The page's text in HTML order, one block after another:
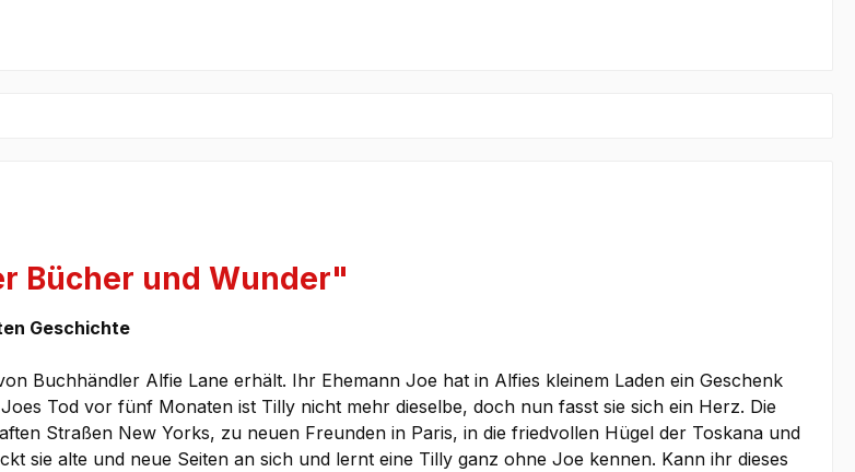
Bücher und Wunder"
Geschichte
Buchhändler Alfie Lane erhält. Ihr Ehemann Joe hat in Alfies kleinem Laden ein Geschenk
Tod vor fünf Monaten ist Tilly nicht mehr dieselbe, doch nun fasst sie sich ein Herz. Die
Straßen New Yorks, zu neuen Freunden in Paris, in die friedvollen Hügel der Toskana und
sie alte und neue Seiten an sich und lernt eine Tilly ganz ohne Joe kennen. Kann ihr dieses